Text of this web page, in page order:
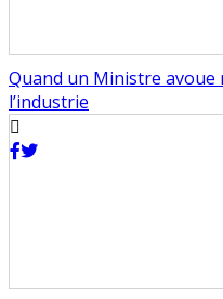
Quand un Ministre avoue
l’industrie